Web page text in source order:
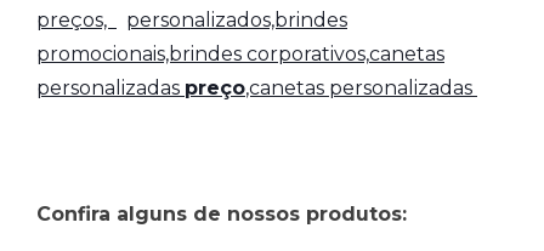
preços,
personalizados,brindes
promocionais,brindes corporativos,canetas
personalizadas preço,canetas personalizadas
Confira alguns de nossos produtos: